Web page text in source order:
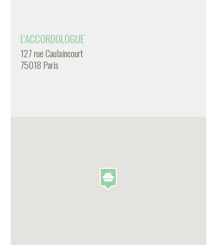
L'ACCORDOLOGUE
127 rue Caulaincourt
75018 Paris